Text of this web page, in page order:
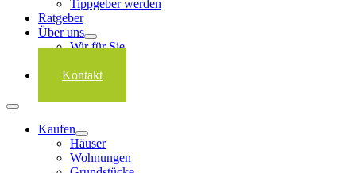
Tippgeber werden
Ratgeber
Über uns
Wir für Sie
Kontakt
Kaufen
Häuser
Wohnungen